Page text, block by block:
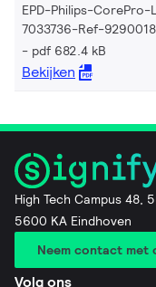
EPD-Philips-
7033736-Ref-
pdf 682.4 kB
Bekijken
High Tech Campus 48,
5600 KA Eindhoven
Neem contact met
Volg ons